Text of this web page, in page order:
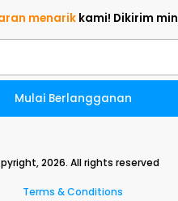
menarik kami! Dikirim
Mulai Berlangganan
2026. All rights reserved
Terms & Conditions